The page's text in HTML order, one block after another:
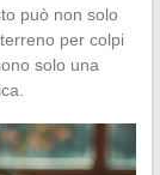
può non solo
per colpi
solo una